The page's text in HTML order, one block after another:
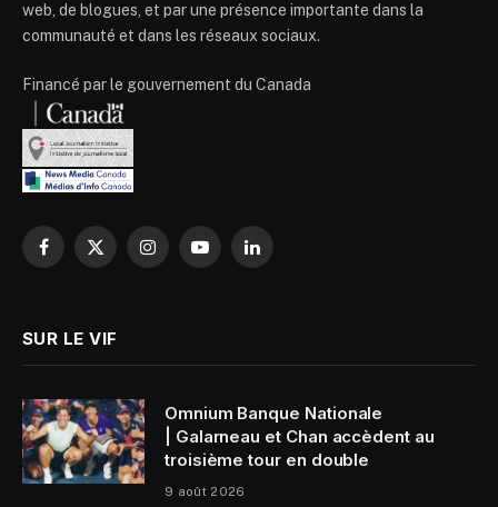
web, de blogues, et par une présence importante dans la
communauté et dans les réseaux sociaux.
Financé par le gouvernement du Canada
Facebook
X
InstagramYouTubeLinkedIn
SUR LE VIF
Omnium Banque Nationale
| Galarneau et Chan accèdent au
troisième tour en double
9 août 2026